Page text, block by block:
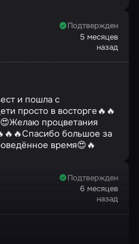
Подтвержден
5 месяцев
назад
и пошла с
просто в восторге🔥🔥
процветания
большое за
время😍🔥
Подтвержден
6 месяцев
назад